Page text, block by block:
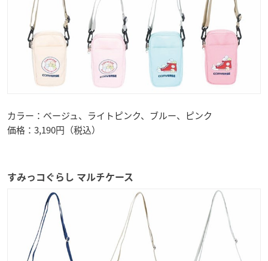
カラー：ベージュ、ライトピンク、ブルー、ピンク
価格：3,190円（税込）
すみっコぐらし マルチケース